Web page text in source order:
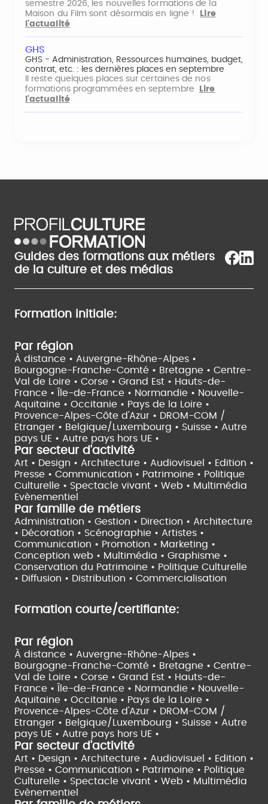
semestre 2026, les nouvelles formations de la
Maison du Film sont désormais en ligne !
Lire
l'actualité
GHS
GHS - Administration, Ressources humaines, budget,
contrat, etc. : les dernières places en septembre
Il reste quelques places sur certaines de nos
formations programmées en septembre
Lire
l'actualité
Guides des formations aux métiers
de la culture et des médias
Formation initiale:
Par région
À distance • Auvergne-Rhône-Alpes •
Bourgogne-Franche-Comté • Bretagne • Centre-
Val de Loire • Corse • Grand Est • Hauts-de-
France •
Île-de-France • Normandie • Nouvelle-
Aquitaine • Occitanie • Pays de la Loire •
Provence-Alpes-Côte d'Azur • DROM-COM /
Etranger • Belgique/Luxembourg • Suisse • Autre
pays UE • Autre pays hors UE •
Par secteur d'activité
Art • Design • Architecture • Audiovisuel • Edition •
Presse • Communication • Patrimoine • Politique
Culturelle • Spectacle vivant • Web • Multimédia
Evènementiel
Par famille de métiers
Administration • Gestion • Direction • Architecture
• Décoration • Scénographie • Artistes •
Communication • Promotion • Marketing •
Conception web • Multimédia • Graphisme •
Conservation du Patrimoine • Politique Culturelle
• Diffusion • Distribution • Commercialisation
Formation courte/certifiante:
Par région
À distance • Auvergne-Rhône-Alpes •
Bourgogne-Franche-Comté • Bretagne • Centre-
Val de Loire • Corse • Grand Est • Hauts-de-
France •
Île-de-France • Normandie • Nouvelle-
Aquitaine • Occitanie • Pays de la Loire •
Provence-Alpes-Côte d'Azur • DROM-COM /
Etranger • Belgique/Luxembourg • Suisse • Autre
pays UE • Autre pays hors UE •
Par secteur d'activité
Art • Design • Architecture • Audiovisuel • Edition •
Presse • Communication • Patrimoine • Politique
Culturelle • Spectacle vivant • Web • Multimédia
Evènementiel